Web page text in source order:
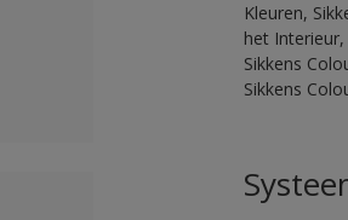
Kleuren,
het Interieur,
Sikkens
Sikkens